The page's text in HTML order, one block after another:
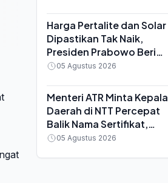
Harga Pertalite dan Solar
Dipastikan Tak Naik,
Presiden Prabowo Beri
Arahan Tegas ke Menteri
05 Agustus 2026
Menteri ATR Minta Kepala
Daerah di NTT Percepat
Balik Nama Sertifikat,
Verifikasi BPHTB Ditarget
05 Agustus 2026